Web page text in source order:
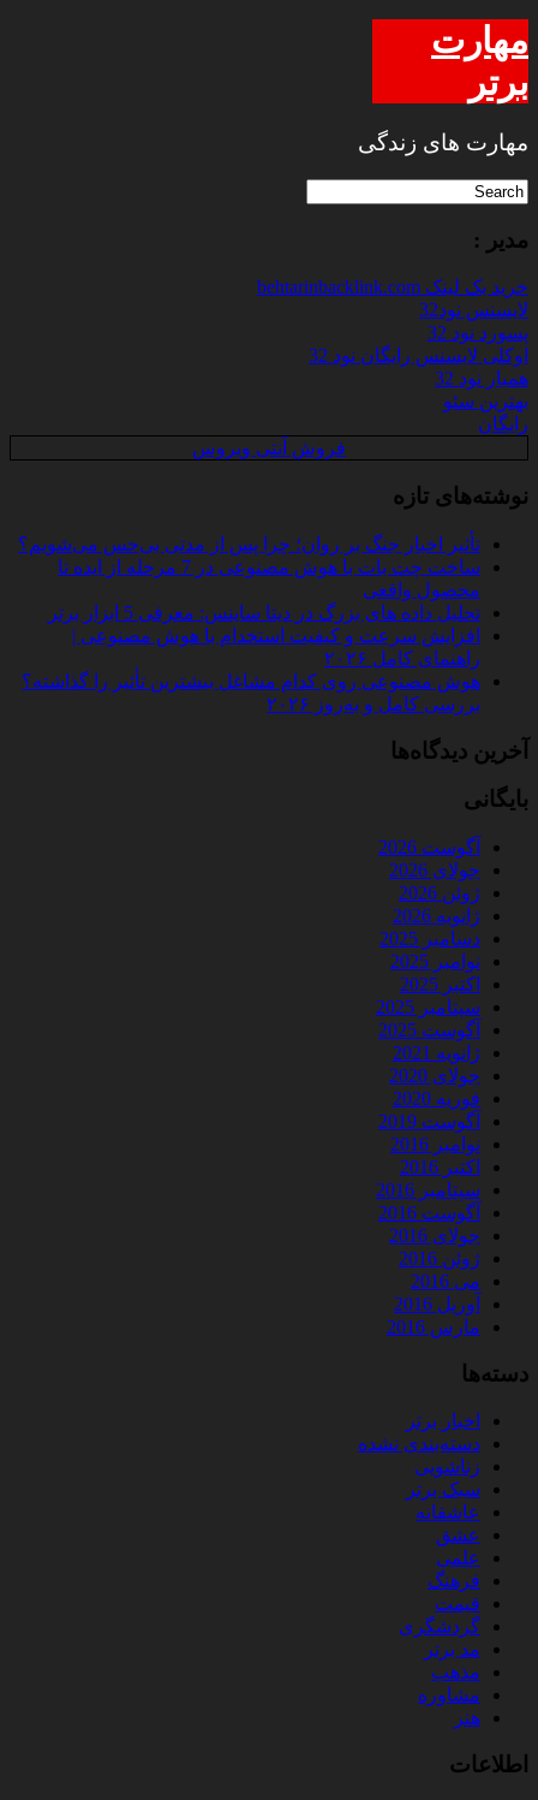
مهارت
برتر
مهارت های زندگی
مدیر :
خرید بک لینک behtarinbacklink.com
لایسنس نود32
پسورد نود 32
اوکلی لایسنس رایگان نود 32
همیار نود 32
بهترین سئو
رایگان
فروش آنتی ویروس
نوشته‌های تازه
تأثیر اخبار جنگ بر روان؛ چرا پس از مدتی بی‌حس می‌شویم؟
ساخت چت‌ بات با هوش مصنوعی در 7 مرحله از ایده تا
محصول واقعی
تحلیل داده‌ های بزرگ در دیتا ساینس: معرفی 5 ابزار برتر
افزایش سرعت و کیفیت استخدام با هوش مصنوعی |
راهنمای کامل ۲۰۲۶
هوش مصنوعی روی کدام مشاغل بیشترین تأثیر را گذاشته؟
بررسی کامل و به‌روز ۲۰۲۶
آخرین دیدگاه‌ها
بایگانی
آگوست 2026
جولای 2026
ژوئن 2026
ژانویه 2026
دسامبر 2025
نوامبر 2025
اکتبر 2025
سپتامبر 2025
آگوست 2025
ژانویه 2021
جولای 2020
فوریه 2020
آگوست 2019
نوامبر 2016
اکتبر 2016
سپتامبر 2016
آگوست 2016
جولای 2016
ژوئن 2016
می 2016
آوریل 2016
مارس 2016
دسته‌ها
اخبار برتر
دسته‌بندی نشده
زناشویی
سبک برتر
عاشقانه
عشق
علمی
فرهنگ
قیمت
گردشگری
مد برتر
مذهب
مشاوره
هنر
اطلاعات